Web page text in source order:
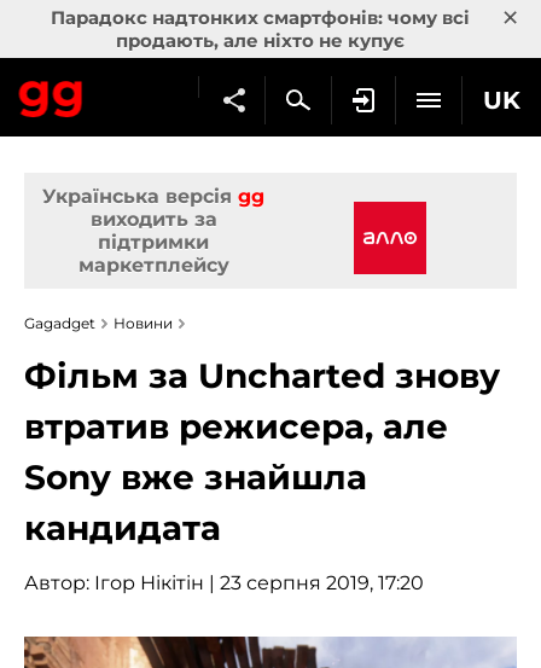
Парадокс надтонких смартфонів: чому всі
продають, але ніхто не купує
×
UK
Українська версія gg
виходить за
підтримки
маркетплейсу
Gagadget Новини
Фільм за Uncharted знову
втратив режисера, але
Sony вже знайшла
кандидата
Автор: Ігор Нікітін | 23 серпня 2019, 17:20